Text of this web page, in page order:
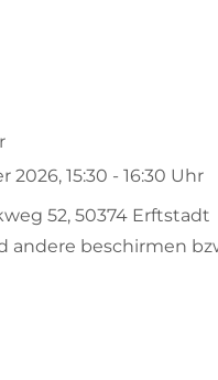
15:30 - 16:30 Uhr
52, 50374 Erftstadt
andere beschirmen